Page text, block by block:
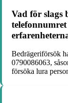
Vad för slags
Bedrägeriförsök
0790086063,
försöka lura